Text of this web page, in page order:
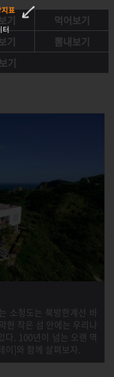
기
먹어보기
기
뽐내보기
기
소청도는 북방한계선 바
작은 섬 안에는 우리나
다. 100년이 넘는 오랜 역
]와 함께 살펴보자.
표
터